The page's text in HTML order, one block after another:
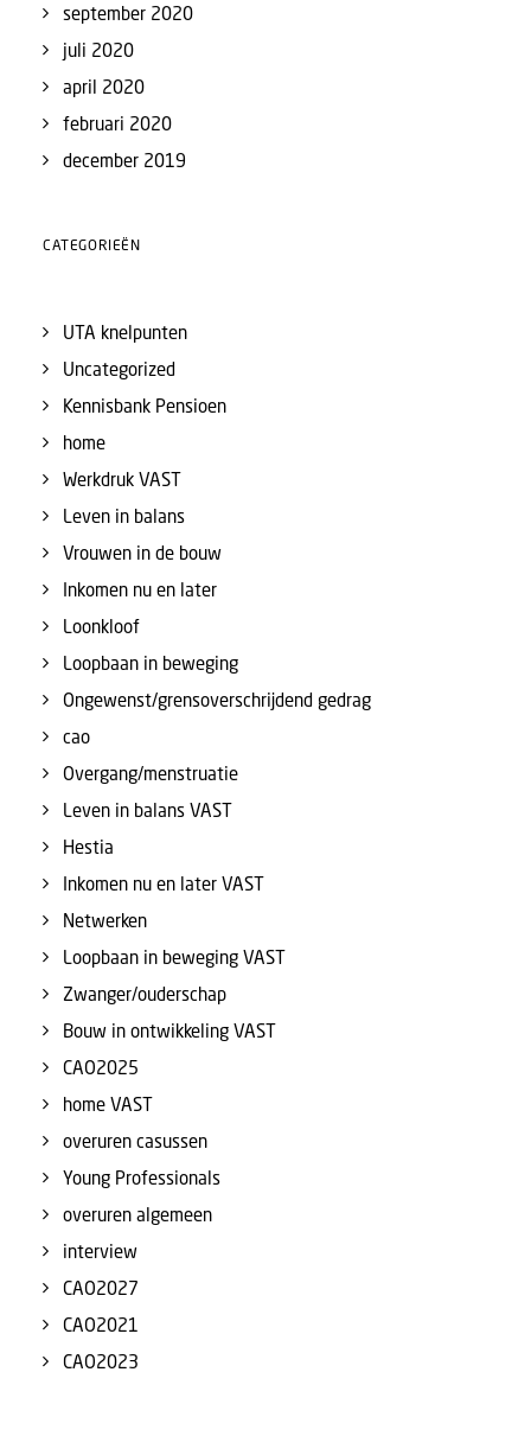
september 2020
juli 2020
april 2020
februari 2020
december 2019
CATEGORIEËN
UTA knelpunten
Uncategorized
Kennisbank Pensioen
home
Werkdruk VAST
Leven in balans
Vrouwen in de bouw
Inkomen nu en later
Loonkloof
Loopbaan in beweging
Ongewenst/grensoverschrijdend gedrag
cao
Overgang/menstruatie
Leven in balans VAST
Hestia
Inkomen nu en later VAST
Netwerken
Loopbaan in beweging VAST
Zwanger/ouderschap
Bouw in ontwikkeling VAST
CAO2025
home VAST
overuren casussen
Young Professionals
overuren algemeen
interview
CAO2027
CAO2021
CAO2023